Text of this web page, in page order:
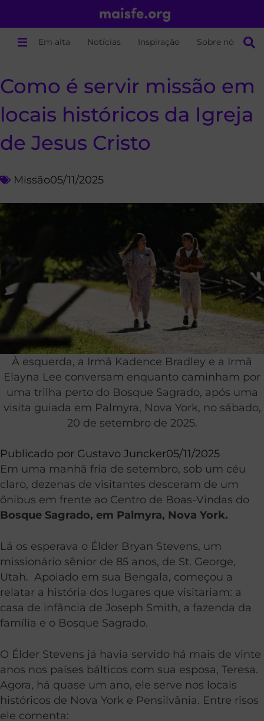
Em alta Notícias Inspiração Sobre nós
Como é servir missão em
locais históricos da Igreja
de Jesus Cristo
Missão05/11/2025
À esquerda, a Irmã Kadence Bradley e a Irmã
Elayna Lee conversam enquanto caminham por
uma trilha perto do Bosque Sagrado, após uma
visita guiada em Palmyra, Nova York, no sábado,
20 de setembro de 2025.
Publicado por Gustavo Juncker05/11/2025
Em uma manhã fria de setembro, sob um céu
claro, dezenas de visitantes desceram de um
ônibus em frente ao Centro de Boas-Vindas do
Bosque Sagrado, em Palmyra, Nova York.
Lá os esperava o Élder Bryan Stevens, um
missionário sênior de 85 anos, de St. George,
Utah. Apoiado em sua Bengala, começou a
relatar a história dos lugares que visitariam: a
casa de infância de Joseph Smith, a fazenda da
família e o Bosque Sagrado.
O Élder Stevens já havia servido há mais de vinte
anos nos países bálticos com sua esposa, Teresa.
Agora, há quase um ano, ele serve nos locais
históricos de Nova York e Pensilvânia. Entre risos
ele comenta: